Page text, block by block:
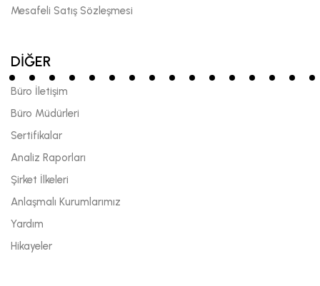
Mesafeli Satış Sözleşmesi
DİĞER
Büro İletişim
Büro Müdürleri
Sertifikalar
Analiz Raporları
Şirket İlkeleri
Anlaşmalı Kurumlarımız
Yardım
Hikayeler